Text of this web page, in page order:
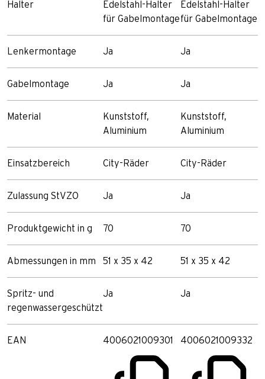
Halter
Edelstahl-Halter
für Gabelmontage
Edelstahl-Halter
für Gabelmontage
Lenkermontage Ja Ja
Gabelmontage Ja Ja
Material
Kunststoff,
Aluminium
Kunststoff,
Aluminium
Einsatzbereich City-Räder City-Räder
Zulassung StVZO Ja Ja
Produktgewicht in g 70 70
Abmessungen in mm 51 x 35 x 42 51 x 35 x 42
Spritz- und
regenwassergeschützt
Ja Ja
EAN 4006021009301 4006021009332